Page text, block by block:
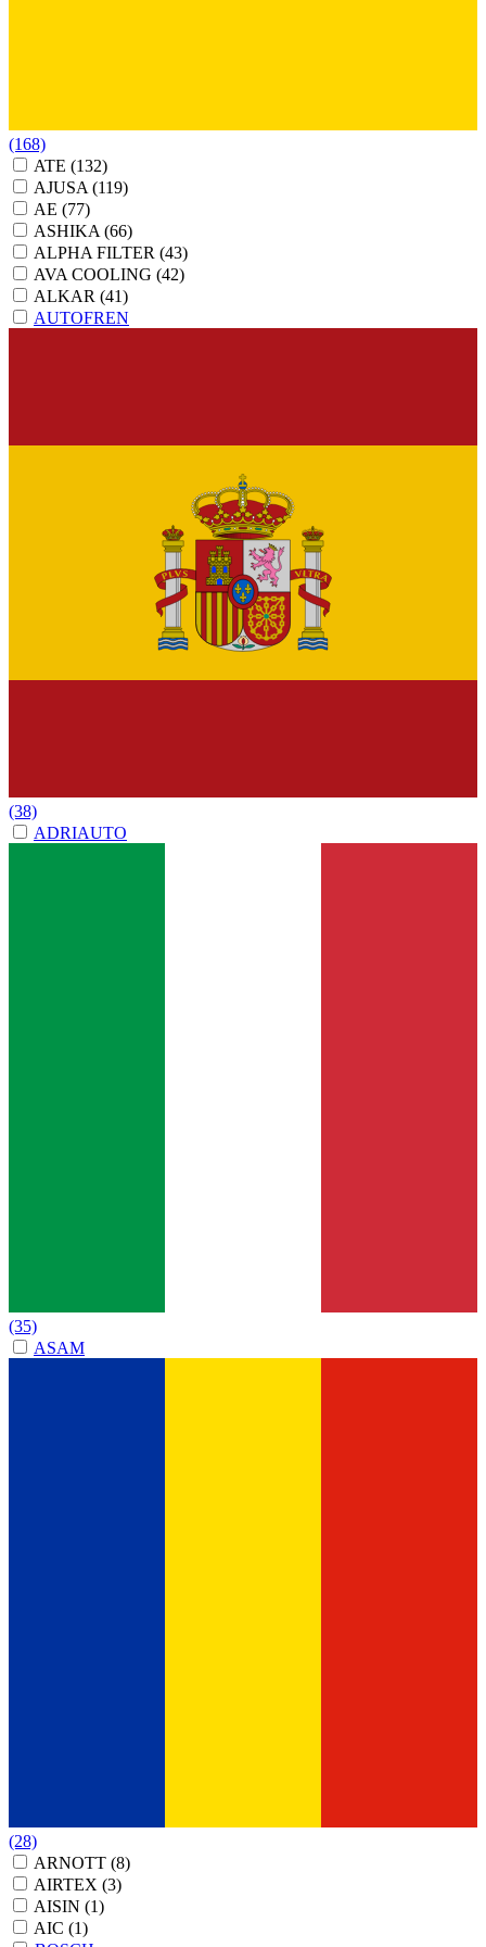
(168)
ATE (132)
AJUSA (119)
AE (77)
ASHIKA (66)
ALPHA FILTER (43)
AVA COOLING (42)
ALKAR (41)
AUTOFREN
(38)
ADRIAUTO
(35)
ASAM
(28)
ARNOTT (8)
AIRTEX (3)
AISIN (1)
AIC (1)